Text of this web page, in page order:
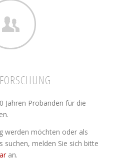
Jahren Probanden für die
werden möchten oder als
suchen, melden Sie sich bitte
an.